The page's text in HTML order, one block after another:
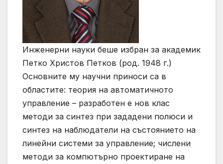
Инженерни науки беше избран за академик
Петко Христов Петков (род. 1948 г.)
Основните му научни приноси са в
областите: теория на автоматичното
управление – разработен е нов клас
методи за синтез при зададени полюси и
синтез на наблюдатели на състоянието на
линейни системи за управление; числени
методи за компютърно проектиране на